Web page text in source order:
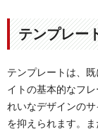
テンプレー
テンプレートは、
イトの基本的なフ
れいなデザインの
を抑えられます。